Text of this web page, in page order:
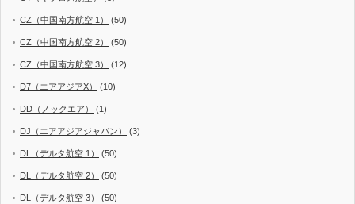
CZ（中国南方航空 1） (50)
CZ（中国南方航空 2） (50)
CZ（中国南方航空 3） (12)
D7（エアアジアX） (10)
DD（ノックエア） (1)
DJ（エアアジアジャパン） (3)
DL（デルタ航空 1） (50)
DL（デルタ航空 2） (50)
DL（デルタ航空 3） (50)